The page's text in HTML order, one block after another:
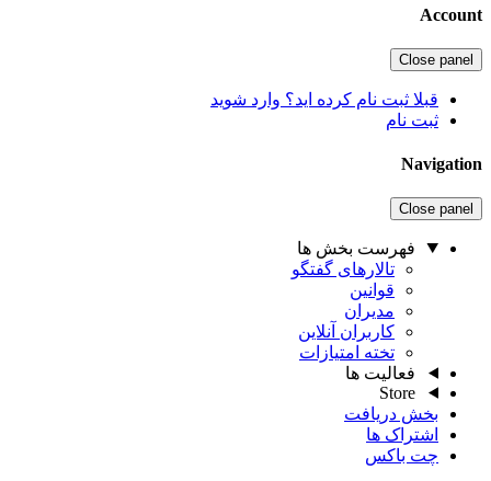
Account
Close panel
قبلا ثبت نام کرده اید؟ وارد شوید
ثبت نام
Navigation
Close panel
فهرست بخش ها
تالارهای گفتگو
قوانین
مدیران
کاربران آنلاین
تخته امتیازات
فعالیت ها
Store
بخش دریافت
اشتراک ها
چت باکس